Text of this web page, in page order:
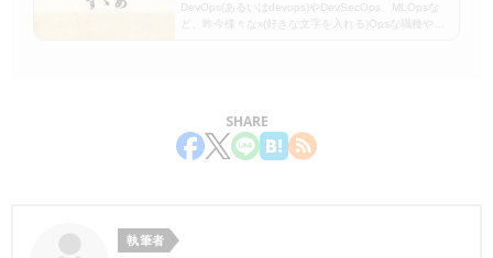
DevOps(あるいはdevops)やDevSecOps、MLOpsな
ど、昨今様々なx(好きな文字を入れる)Opsな職種や役
SHARE
執筆者